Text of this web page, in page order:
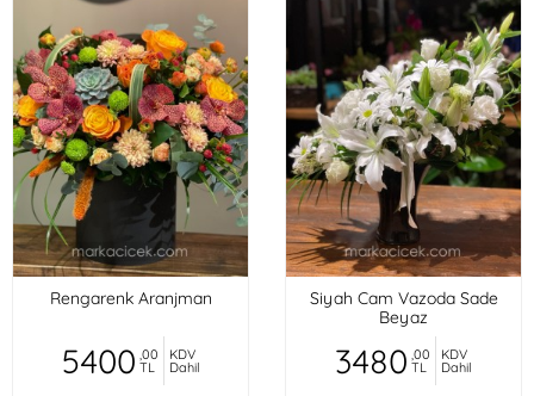
Rengarenk Aranjman
5400 ,00
TL
KDV
Dahil
Siyah Cam Vazoda Sade
Beyaz
3480 ,00
TL
KDV
Dahil